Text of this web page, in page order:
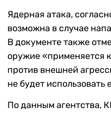
Ядерная атака,
возможна в случае
В документе также
оружие «применяется
против внешней
не будет использовать
По данным агентства,